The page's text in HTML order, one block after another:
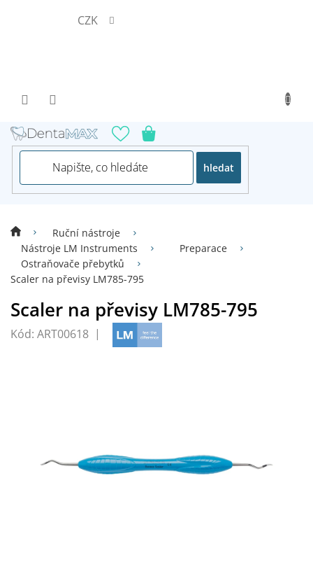
CZK
hledat
Ruční nástroje
Nástroje LM Instruments
Preparace
Ostraňovače přebytků
Scaler na převisy LM785-795
Scaler na převisy LM785-795
Kód: ART00618